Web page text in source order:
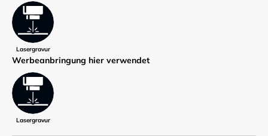
Lasergravur
Werbe­anbringung hier verwendet
Lasergravur